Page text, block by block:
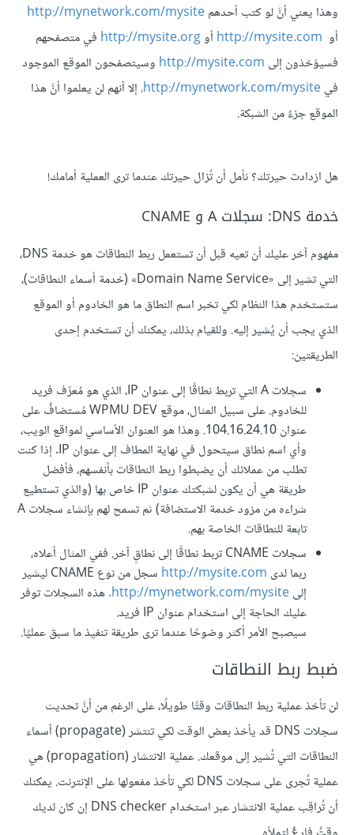
وهذا يعني أنَّ لو كتب أحدهمhttp://mynetwork.com/mysite
أو http://mysite.com أوhttp://mysite.org في متصفحهم
فسيؤخذون إلى http://mysite.com وسيتصفحون الموقع الموجود
فيhttp://mynetwork.com/mysite، إلا أنهم لن يعلموا أنَّ هذا
الموقع جزءٌ من الشبكة.
هل ازدادت حيرتك؟ نأمل أن تُزال حيرتك عندما ترى العملية أمامك!
خدمة DNS: سجلات A و CNAME
مفهوم آخر عليك أن تعيه قبل أن تستعمل ربط النطاقات هو خدمة DNS،
التي تشير إلى «Domain Name Service» (خدمة أسماء النطاقات)،
ستستخدم هذا النظام لكي تخبر اسم النطاق ما هو الخادوم أو الموقع
الذي يجب أن يُشير إليه. وللقيام بذلك، يمكنك أن تستخدم إحدى
الطريقتين:
سجلات A التي تربط نطاقًا إلى عنوان IP، الذي هو مُعرِّف فريد
للخادوم. على سبيل المثال، موقع WPMU DEV مُستضافٌ على
عنوان 104.16.24.10. وهذا هو العنوان الأساسي لمواقع الويب،
وأي اسم نطاق سيتحول في نهاية المطاف إلى عنوان IP. إذا كنت
تطلب من عملائك أن يضبطوا ربط النطاقات بأنفسهم، فأفضل
طريقة هي أن يكون لشبكتك عنوان IP خاص بها (والذي تستطيع
شراءه من مزود خدمة الاستضافة) ثم تسمح لهم بإنشاء سجلات A
تابعة للنطاقات الخاصة بهم.
سجلات CNAME تربط نطاقًا إلى نطاقٍ آخر. ففي المثال أعلاه،
ربما لدى http://mysite.com
سجل من نوع CNAME ليشير
إلىhttp://mynetwork.com/mysite. هذه السجلات توفر
عليك الحاجة إلى استخدام عنوان IP فريد.
سيصبح الأمر أكثر وضوحًا عندما ترى طريقة تنفيذ ما سبق عمليًا.
ضبط ربط النطاقات
لن تأخذ عملية ربط النطاقات وقتًا طويلًا، على الرغم من أنَّ تحديث
سجلات DNS قد يأخذ بعض الوقت لكي تنتشر (propagate) أسماء
النطاقات التي تُشير إلى موقعك. عملية الانتشار (propagation) هي
عملية تُجرى على سجلات DNS لكي تأخذ مفعولها على الإنترنت. يمكنك
أن تُراقِب عملية الانتشار عبر استخدام DNS checker إن كان لديك